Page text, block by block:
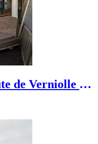
de Verniolle -